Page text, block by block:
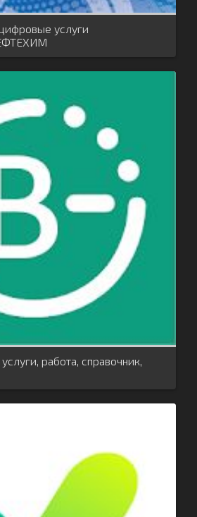
услуги
работа, справочник,